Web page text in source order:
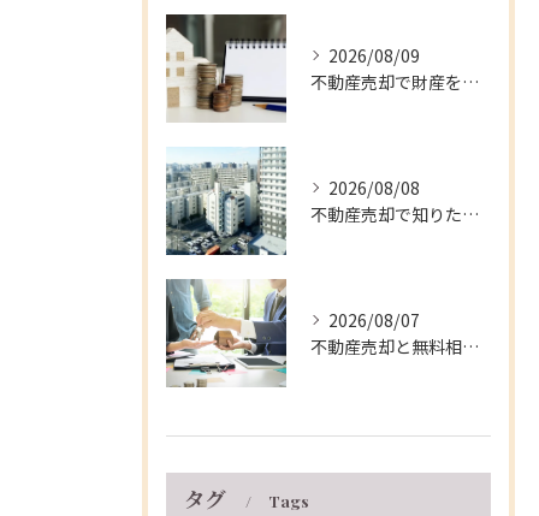
2026/08/09
不動産売却で財産を最大化する兵庫県伊丹市の正しい現金化と資金計画
2026/08/08
不動産売却で知りたい兵庫県伊丹市マンションの手取り額と5年ルールの活用法
2026/08/07
不動産売却と無料相談を兵庫県伊丹市で安心して進める窓口・支援制度の徹底ガイド
タグ Tags